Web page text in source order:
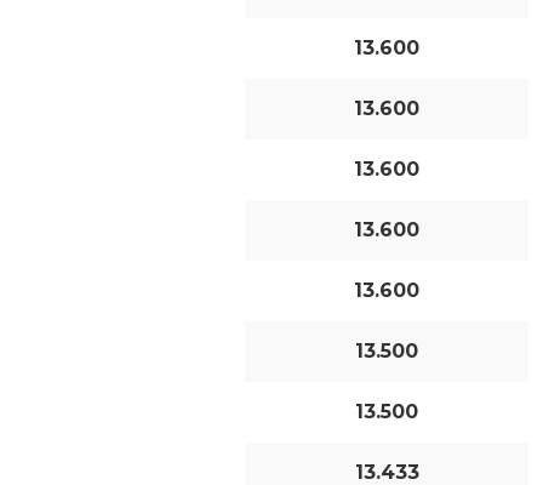
13.600
13.600
13.600
13.600
13.600
13.500
13.500
13.433